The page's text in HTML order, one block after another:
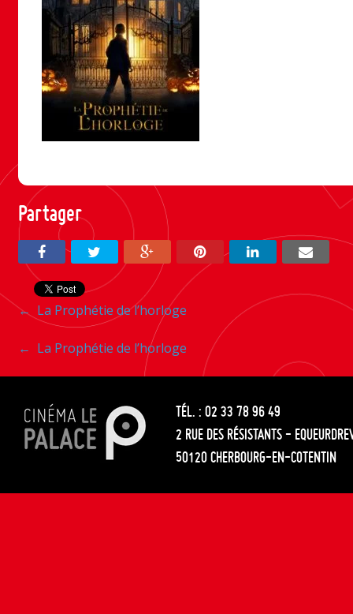
Partager
Navigation
entre
les
articles
← La Prophétie de l’horloge
Navigation
entre
les
articles
← La Prophétie de l’horloge
TÉL. : 02 33 78 96 49
2 RUE DES RÉSISTANTS -
50120 CHERBOURG-EN-COTENTIN